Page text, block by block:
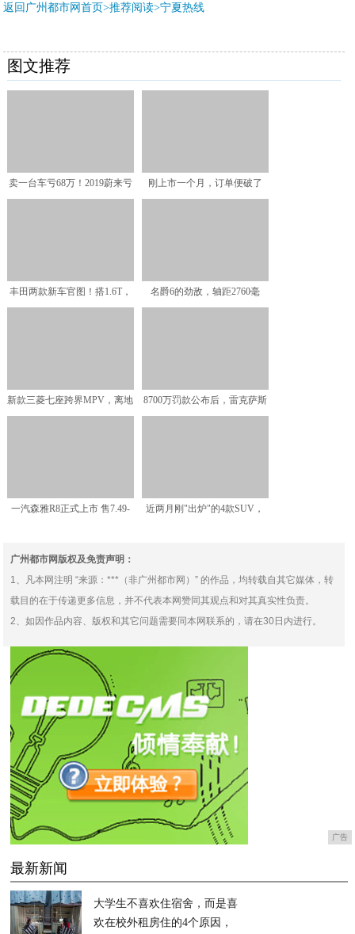
返回广州都市网首页>推荐阅读>宁夏热线
图文推荐
卖一台车亏68万！2019蔚来亏
刚上市一个月，订单便破了
丰田两款新车官图！搭1.6T，
名爵6的劲敌，轴距2760毫
新款三菱七座跨界MPV，离地
8700万罚款公布后，雷克萨斯
一汽森雅R8正式上市 售7.49-
近两月刚"出炉"的4款SUV，
广州都市网版权及免责声明：
1、凡本网注明 “来源：***（非广州都市网）” 的作品，均转载自其它媒体，转
载目的在于传递更多信息，并不代表本网赞同其观点和对其真实性负责。
2、如因作品内容、版权和其它问题需要同本网联系的，请在30日内进行。
广告
最新新闻
大学生不喜欢住宿舍，而是喜
欢在校外租房住的4个原因，